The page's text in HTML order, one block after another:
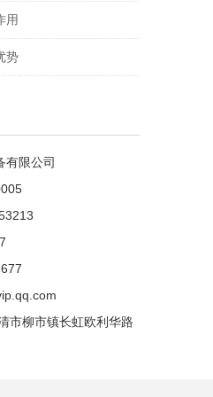
用
势
有限公司
市柳市镇长虹欧利华路